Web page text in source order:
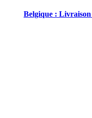
Belgique :